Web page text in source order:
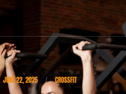
JUNE 22, 2025 / CROSSFIT